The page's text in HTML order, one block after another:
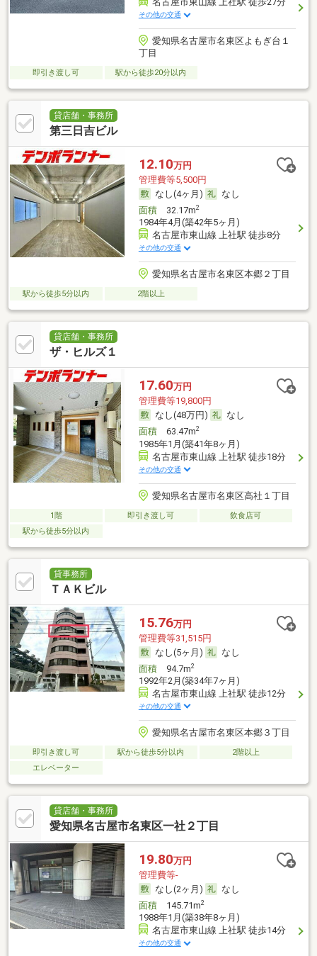
その他の交通
愛知県名古屋市名東区よもぎ台１
丁目
即引き渡し可 駅から徒歩20分以内
貸店舗・事務所
第三日吉ビル
12.10万円
管理費等5,500円
なし(4ヶ月)
なし
面積32.17m2
1984年4月(築42年5ヶ月)
名古屋市東山線 上社駅 徒歩8分
その他の交通
愛知県名古屋市名東区本郷２丁目
駅から徒歩5分以内 2階以上
貸店舗・事務所
ザ・ヒルズ１
17.60万円
管理費等19,800円
なし(48万円)
なし
面積63.47m2
1985年1月(築41年8ヶ月)
名古屋市東山線 上社駅 徒歩18分
その他の交通
愛知県名古屋市名東区高社１丁目
1階 即引き渡し可
飲食店可
駅から徒歩5分以内
貸事務所
ＴＡＫビル
15.76万円
管理費等31,515円
なし(5ヶ月)
なし
面積94.7m2
1992年2月(築34年7ヶ月)
名古屋市東山線 上社駅 徒歩12分
その他の交通
愛知県名古屋市名東区本郷３丁目
即引き渡し可 駅から徒歩5分以内
2階以上
エレベーター
貸店舗・事務所
愛知県名古屋市名東区一社２丁目
19.80万円
管理費等-
なし(2ヶ月)
なし
面積145.71m2
1988年1月(築38年8ヶ月)
名古屋市東山線 上社駅 徒歩14分
その他の交通